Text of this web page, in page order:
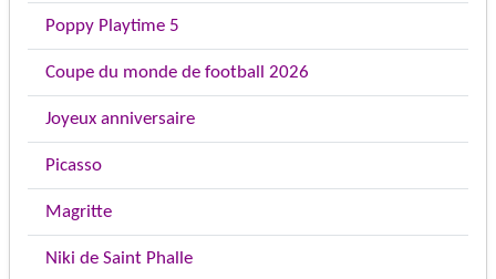
Poppy Playtime 5
Coupe du monde de football 2026
Joyeux anniversaire
Picasso
Magritte
Niki de Saint Phalle